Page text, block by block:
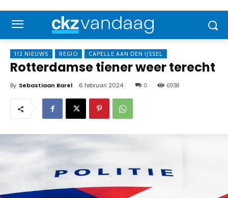
112 NIEUWS REGIO CAPELLE AAN DEN IJSSEL
Rotterdamse tiener weer terecht
By Sebastiaan Barel 6 februari 2024 0 6938